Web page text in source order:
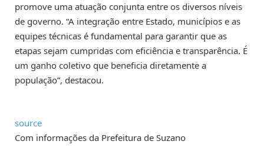
promove uma atuação conjunta entre os diversos níveis
de governo. “A integração entre Estado, municípios e as
equipes técnicas é fundamental para garantir que as
etapas sejam cumpridas com eficiência e transparência. É
um ganho coletivo que beneficia diretamente a
população”, destacou.
source
Com informações da Prefeitura de Suzano